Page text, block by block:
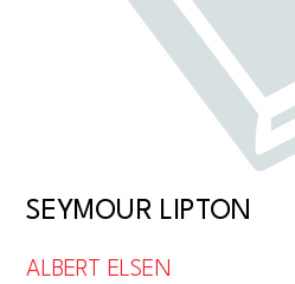
SEYMOUR LIPTON
ALBERT ELSEN